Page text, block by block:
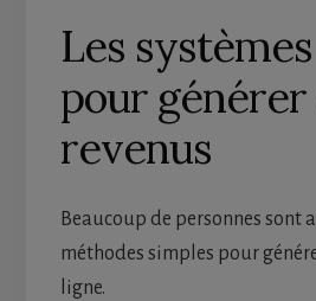
Les
pour générer
revenus
Beaucoup de personnes sont
méthodes simples pour
ligne.